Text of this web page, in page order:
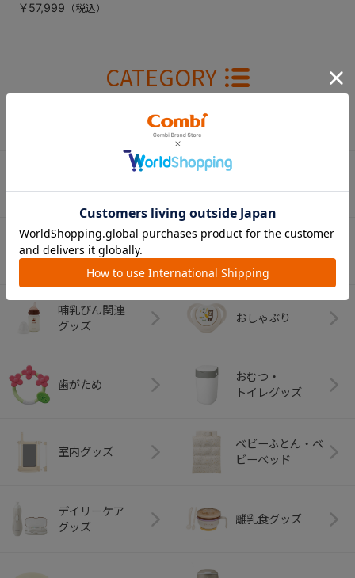
￥57,999
CATEGORY
ベビーラック＆
ベビーチェア
（子守帯）
哺乳びん関連
グッズ
おしゃぶり
歯がため
おむつ・
トイレグッズ
室内グッズ
ベビーふとん・ベ
ビーベッド
デイリーケア
グッズ
離乳食グッズ